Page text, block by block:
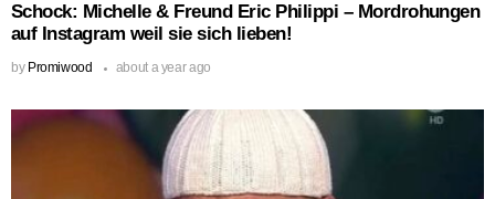
Schock: Michelle & Freund Eric Philippi – Mordrohungen
auf Instagram weil sie sich lieben!
by Promiwood about a year ago